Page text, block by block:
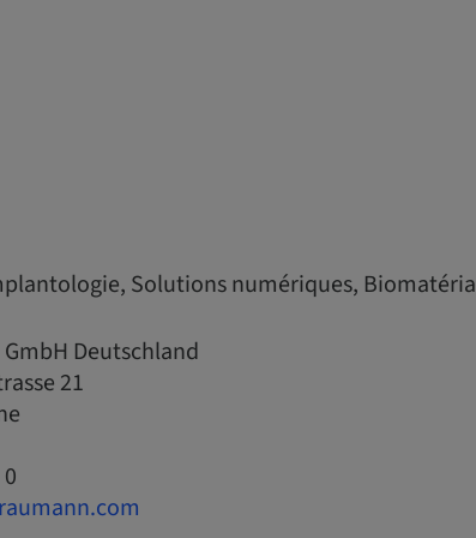
Solutions numériques,
Deutschland
21